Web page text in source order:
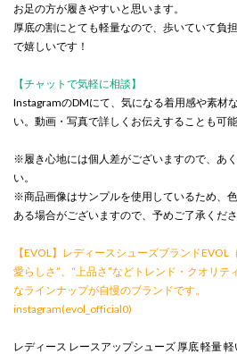
お足の方が履きやすいと思います。
厚底の割にとても軽量なので、歩いていて負
で嬉しいです！
【チャットで気軽に相談】
InstagramのDMにて、気になる着用感や素材
い。動画・写真で詳しくお伝えすることも可能
※履き心地には個人差がございますので、あ
い。
※商品画像はサンプルを使用しているため、
ある場合がございますので、予めご了承くださ
【EVOL】レディースシューズブランドEVOL
愛らしさ”、“上品さ”などトレンド・クオリ
なラインナップが自慢のブランドです。
instagram(evol_official0)
レディース レースアップシューズ 厚底 軽量